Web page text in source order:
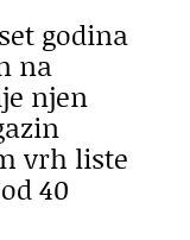
godina
na
njen
vrh liste
40